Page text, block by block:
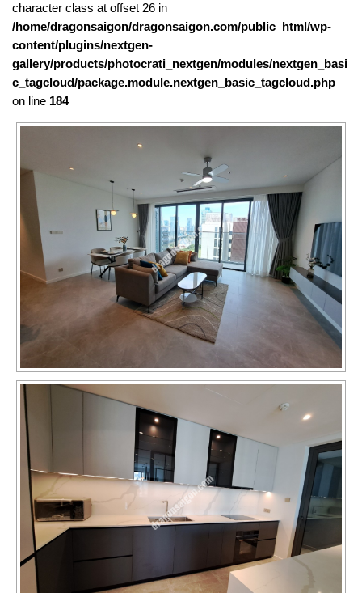
character class at offset 26 in
/home/dragonsaigon/dragonsaigon.com/public_html/wp-
content/plugins/nextgen-
gallery/products/photocrati_nextgen/modules/nextgen_basi
c_tagcloud/package.module.nextgen_basic_tagcloud.php
on line 184